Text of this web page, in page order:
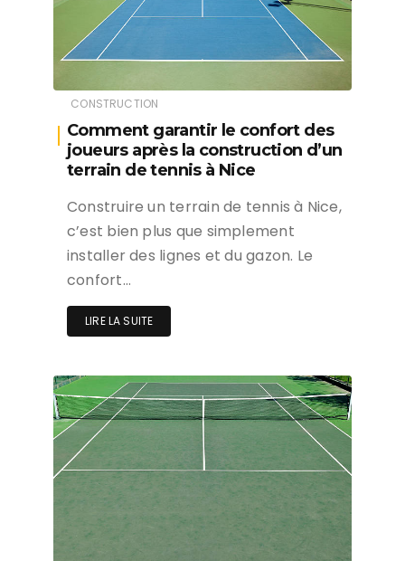
CONSTRUCTION
Comment garantir le confort des
joueurs après la construction d’un
terrain de tennis à Nice
Construire un terrain de tennis à Nice,
c’est bien plus que simplement
installer des lignes et du gazon. Le
confort…
LIRE LA SUITE